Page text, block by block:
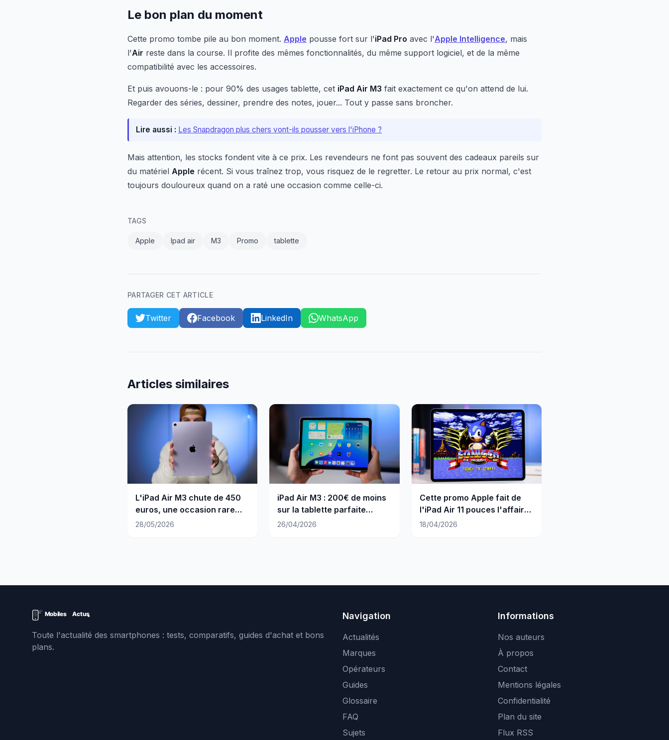
Le bon plan du moment
Cette promo tombe pile au bon moment. Apple pousse fort sur l'iPad Pro avec l'Apple Intelligence, mais
l'Air reste dans la course. Il profite des mêmes fonctionnalités, du même support logiciel, et de la même
compatibilité avec les accessoires.
Et puis avouons-le : pour 90% des usages tablette, cet iPad Air M3 fait exactement ce qu'on attend de lui.
Regarder des séries, dessiner, prendre des notes, jouer... Tout y passe sans broncher.
Lire aussi : Les Snapdragon plus chers vont-ils pousser vers l'iPhone ?
Mais attention, les stocks fondent vite à ce prix. Les revendeurs ne font pas souvent des cadeaux pareils sur
du matériel Apple récent. Si vous traînez trop, vous risquez de le regretter. Le retour au prix normal, c'est
toujours douloureux quand on a raté une occasion comme celle-ci.
TAGS
Apple Ipad air M3 Promo tablette
PARTAGER CET ARTICLE
Twitter Facebook LinkedIn WhatsApp
Articles similaires
L'iPad Air M3 chute de 450
euros, une occasion rare
pour Apple
28/05/2026
iPad Air M3 : 200€ de moins
sur la tablette parfaite
d'Apple
26/04/2026
Cette promo Apple fait de
l'iPad Air 11 pouces l'affaire
du moment
18/04/2026
Toute l'actualité des smartphones : tests, comparatifs, guides d'achat et bons
plans.
Navigation
Actualités
Marques
Opérateurs
Guides
Glossaire
FAQ
Sujets
Informations
Nos auteurs
À propos
Contact
Mentions légales
Confidentialité
Plan du site
Flux RSS